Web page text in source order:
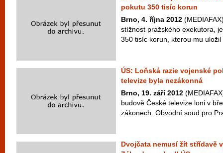
pokutu 350 tisíc korun
Brno, 4. října 2012
stížnost pražského exekutora,
350 tisíc korun, kterou mu uložil
ÚS: Loňská razie vojenské
televize byla nezákonná
Brno, 19. září 2012
budově České televize loni v
zákonech. Obvodní soud pro
Dvojčata nemusí žít střídavě